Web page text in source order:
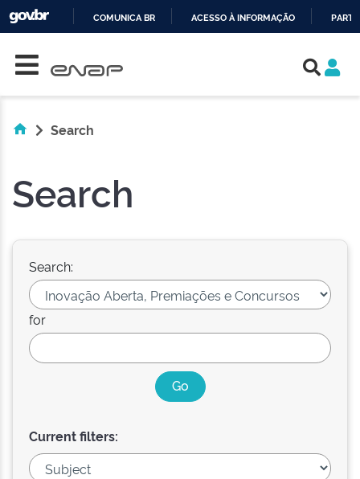
COMUNICA BR ACESSO À INFORMAÇÃO
Search
Search
Search:
for
Current filters: